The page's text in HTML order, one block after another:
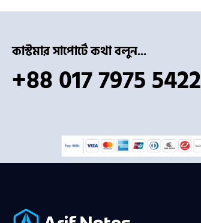
কাস্টমার সাপোর্টে কথা বলুন...
+88 017 7975 5422